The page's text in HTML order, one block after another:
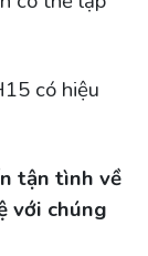
có hiệu
tận tình về
với chúng